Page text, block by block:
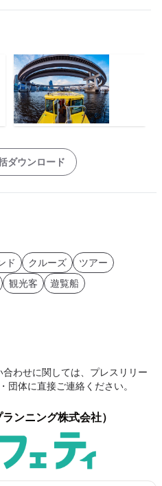
ダウンロード
ド クルーズ
ツアー
観光客 遊覧船
わせに関しては、プレスリリー
団体に直接ご連絡ください。
ンニング株式会社）